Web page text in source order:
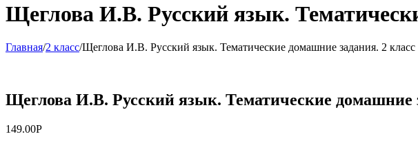
Щеглова И.В. Русский язык.
Главная/2 класс/Щеглова И.В. Русский язык. Тематические домашние задания. 2 класс
Щеглова И.В. Русский язык. Тематические домашние
149.00Р